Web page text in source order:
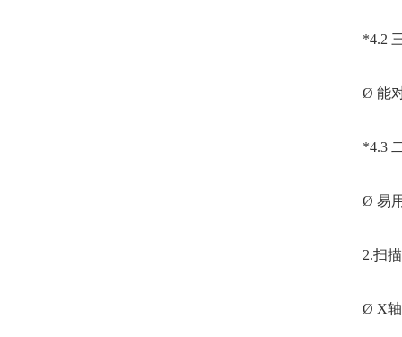
*4.2
Ø 能
*4.3
Ø 易
2.扫
Ø X